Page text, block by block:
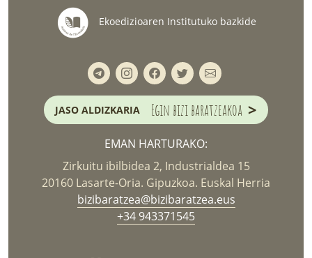
Ekoedizioaren Institutuko bazkide
JASO ALDIZKARIA Egin bizi baratzeakoa >
EMAN HARTURAKO:
Zirkuitu ibilbidea 2, Industrialdea 15
20160 Lasarte-Oria. Gipuzkoa. Euskal Herria
bizibaratzea@bizibaratzea.eus
+34 943371545